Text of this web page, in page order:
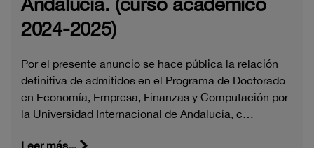
2024-2025)
Por el presente anuncio se hace pública la relación
definitiva de admitidos en el Programa de Doctorado
en Economía, Empresa, Finanzas y Computación por
la Universidad Internacional de Andalucía, c…
Leer más...